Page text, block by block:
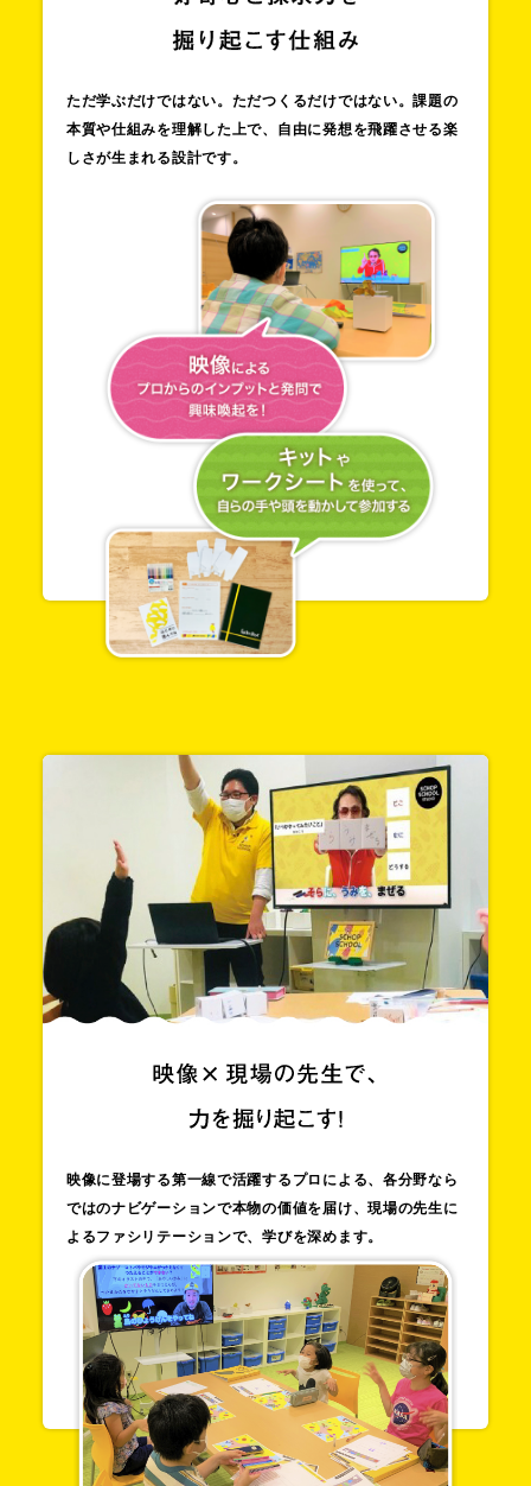
ただ学ぶだけではない。ただつくるだけではない。課題の
本質や仕組みを理解した上で、 自由に発想を飛躍させる楽
しさが生まれる設計です。
映像に登場する第一線で活躍するプロによる、 各分野なら
ではのナビゲーションで本物の価値を届け、現場の先生に
よるファシリテーションで、学びを深めます。